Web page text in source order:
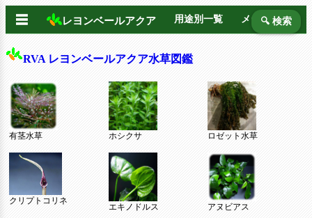
☰ レヨンベールアクア 用途別一覧 メーカー別
🔍 検索
RVA レヨンベールアクア水草図鑑
有茎水草 ホシクサ ロゼット水草
クリプトコリネ
エキノドルス アヌビアス